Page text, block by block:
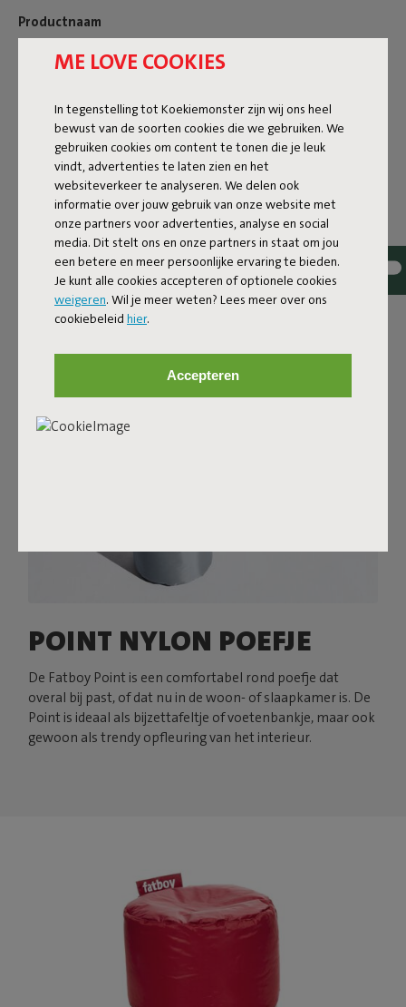
ME LOVE COOKIES
In tegenstelling tot Koekiemonster zijn wij ons heel
bewust van de soorten cookies die we gebruiken. We
gebruiken cookies om content te tonen die je leuk
vindt, advertenties te laten zien en het
websiteverkeer te analyseren. We delen ook
informatie over jouw gebruik van onze website met
onze partners voor advertenties, analyse en social
media. Dit stelt ons en onze partners in staat om jou
een betere en meer persoonlijke ervaring te bieden.
Je kunt alle cookies accepteren of optionele cookies
weigeren. Wil je meer weten? Lees meer over ons
cookiebeleid hier.
Accepteren
Productnaam
Point Red
Eigenschappen
Gebruikersinformatie
Reviews: 5 / 5 (5 reviews)
Onze producten bij jou thuis.
Tag @fatboy_original of gebruik de hashtag
POINT NYLON POEFJE
De Fatboy Point is een comfortabel rond poefje dat
overal bij past, of dat nu in de woon- of slaapkamer is. De
Point is ideaal als bijzettafeltje of voetenbankje, maar ook
gewoon als trendy opfleuring van het interieur.